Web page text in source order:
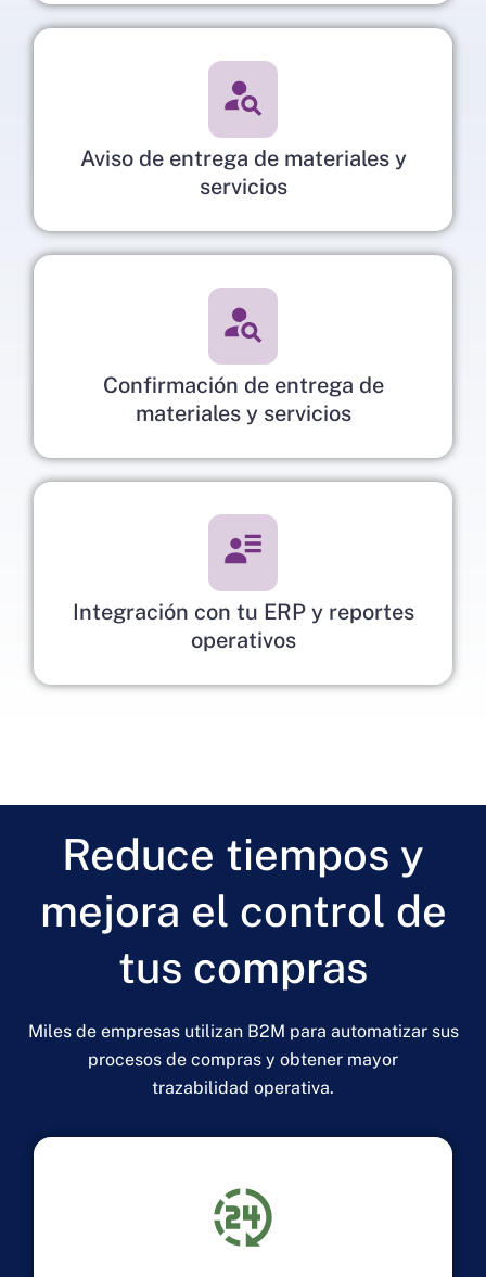
Aviso de entrega de materiales y
servicios
Confirmación de entrega de
materiales y servicios
Integración con tu ERP y reportes
operativos
Reduce tiempos y
mejora el control de
tus compras
Miles de empresas utilizan B2M para automatizar sus
procesos de compras y obtener mayor
trazabilidad operativa.